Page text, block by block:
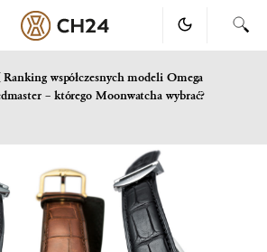
Ranking współczesnych modeli Omega
– którego Moonwatcha wybrać?